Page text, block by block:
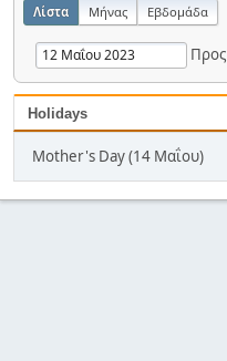
Λίστα Μήνας Εβδομάδα
Προς
Holidays
Mother's Day (14 Μαΐου)